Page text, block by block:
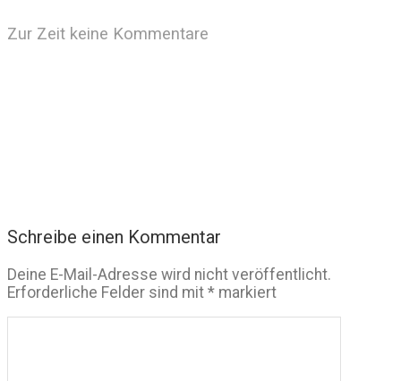
Zur Zeit keine Kommentare
Schreibe einen Kommentar
Deine E-Mail-Adresse wird nicht veröffentlicht.
Erforderliche Felder sind mit * markiert